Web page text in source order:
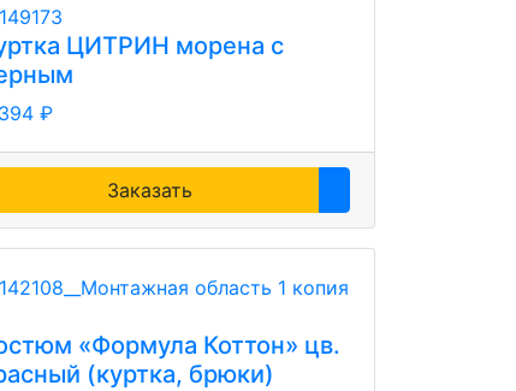
ЦИТРИН морена с
₽
Заказать
«Формула Коттон» цв.
(куртка, брюки)